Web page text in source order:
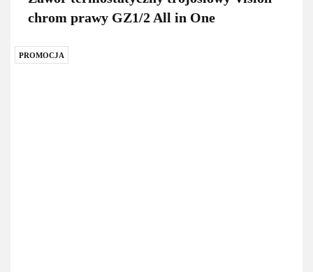
chrom prawy GZ1/2 All in One
PROMOCJA